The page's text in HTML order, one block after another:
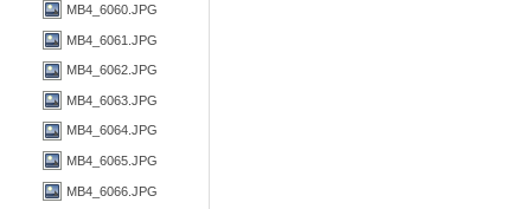
MB4_6060.JPG
MB4_6061.JPG
MB4_6062.JPG
MB4_6063.JPG
MB4_6064.JPG
MB4_6065.JPG
MB4_6066.JPG